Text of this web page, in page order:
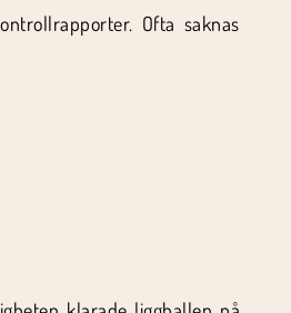
Ofta saknas